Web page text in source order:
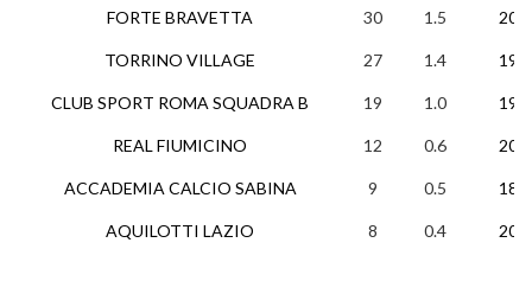
FORTE BRAVETTA
TORRINO VILLAGE
CLUB SPORT ROMA SQUADRA B
REAL FIUMICINO
ACCADEMIA CALCIO SABINA
AQUILOTTI LAZIO
30 1.5 20
27 1.4 19
19 1.0 19
12 0.6 20
9 0.5 18
8 0.4 20